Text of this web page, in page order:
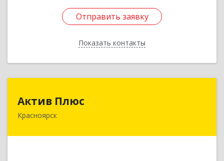
Отправить заявку
Показать контакты
Отправить заявку
Назад
Актив Плюс
Красноярск660017, Красноярский край, Красноярск г,